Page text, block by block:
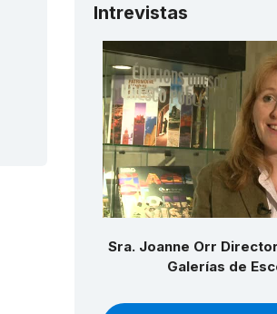
Intrevistas
Sra. Joanne Orr
Galerías de